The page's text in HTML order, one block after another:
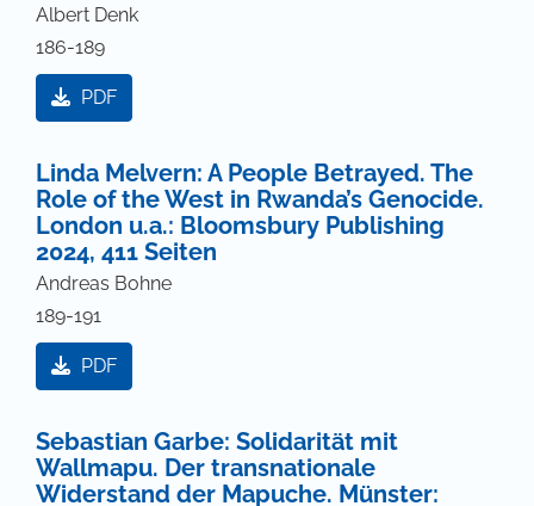
Albert Denk
186-189
PDF
Linda Melvern: A People Betrayed. The
Role of the West in Rwanda’s Genocide.
London u.a.: Bloomsbury Publishing
2024, 411 Seiten
Andreas Bohne
189-191
PDF
Sebastian Garbe: Solidarität mit
Wallmapu. Der transnationale
Widerstand der Mapuche. Münster: